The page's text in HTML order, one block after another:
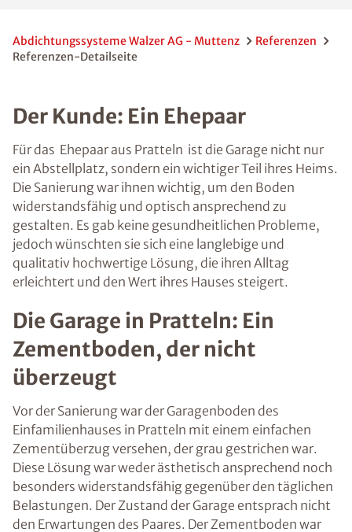
Abdichtungssysteme Walzer AG - Muttenz
Referenzen
Referenzen-Detailseite
Der Kunde: Ein Ehepaar
Für das Ehepaar aus Pratteln ist die Garage nicht nur
ein Abstellplatz, sondern ein wichtiger Teil ihres Heims.
Die Sanierung war ihnen wichtig, um den Boden
widerstandsfähig und optisch ansprechend zu
gestalten. Es gab keine gesundheitlichen Probleme,
jedoch wünschten sie sich eine langlebige und
qualitativ hochwertige Lösung, die ihren Alltag
erleichtert und den Wert ihres Hauses steigert.
Die Garage in Pratteln: Ein
Zementboden, der nicht
überzeugt
Vor der Sanierung war der Garagenboden des
Einfamilienhauses in Pratteln mit einem einfachen
Zementüberzug versehen, der grau gestrichen war.
Diese Lösung war weder ästhetisch ansprechend noch
besonders widerstandsfähig gegenüber den täglichen
Belastungen. Der Zustand der Garage entsprach nicht
den Erwartungen des Paares. Der Zementboden war